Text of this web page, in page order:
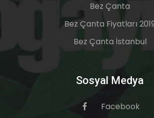
Bez Çanta
Bez Çanta Fiyatları
Bez Çanta İstanbul
Sosyal Medya
Facebook